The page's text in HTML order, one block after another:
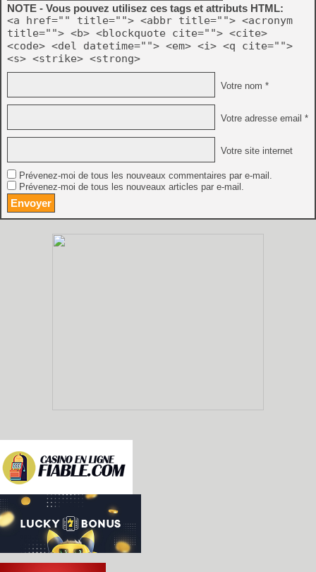
NOTE - Vous pouvez utilisez ces tags et attributs HTML:
<a href="" title=""> <abbr title=""> <acronym
title=""> <b> <blockquote cite=""> <cite>
<code> <del datetime=""> <em> <i> <q cite="">
<s> <strike> <strong>
Votre nom *
Votre adresse email *
Votre site internet
Prévenez-moi de tous les nouveaux commentaires par e-mail.
Prévenez-moi de tous les nouveaux articles par e-mail.